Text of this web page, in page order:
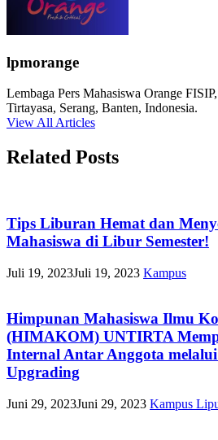
lpmorange
Lembaga Pers Mahasiswa Orange
Tirtayasa, Serang, Banten, Indonesia.
View All Articles
Related Posts
Tips Liburan Hemat dan
Mahasiswa di Libur Semester!
Juli 19, 2023Juli 19, 2023 Kampus
Himpunan Mahasiswa Ilmu
(HIMAKOM) UNTIRTA
Internal Antar Anggota
Upgrading
Juni 29, 2023Juni 29, 2023 Kampus